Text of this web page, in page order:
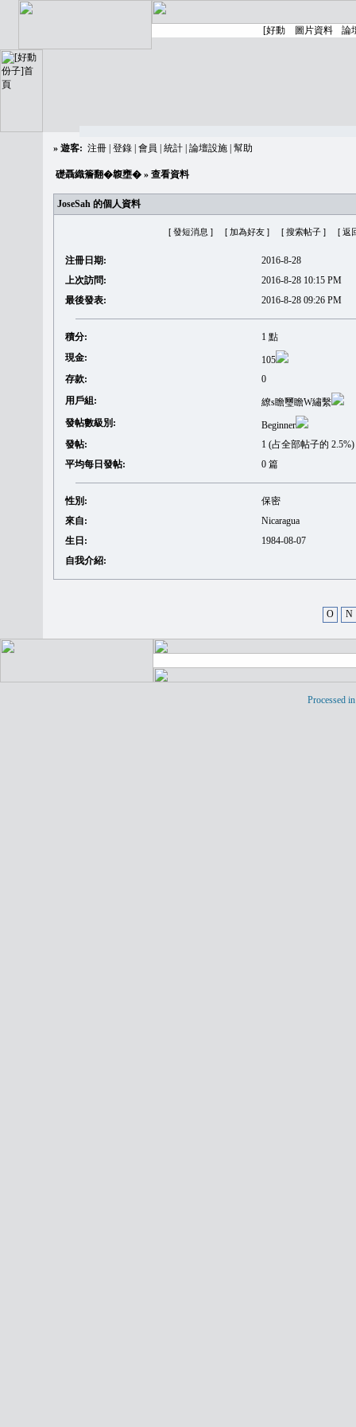
» 遊客: 注冊 登錄 會員 統計 論壇設施 幫助
礎聶織簷翻�䪖壅� » 查看資料
JoseSah 的個人資料
[ 發短消息 ] [ 加為好友 ] [ 搜索帖子 ] [ 返
注冊日期:
2016-8-28
上次訪問:
2016-8-28 10:15 PM
最後發表:
2016-8-28 09:26 PM
積分:
1 點
現金:
105
存款:
0
用戶組:
繚s瞻璽瞻W繡繫
發帖數級別:
Beginner
發帖:
1 (占全部帖子的 2.5%)
平均每日發帖:
0 篇
性別:
保密
來自:
Nicaragua
生日:
1984-08-07
自我介紹:
O N
Processed